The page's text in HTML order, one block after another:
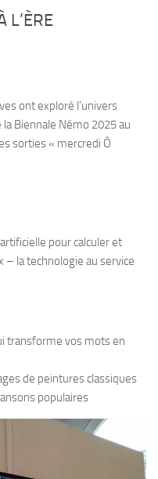
L’ÈRE
ont exploré l’univers
Biennale Némo 2025 au
sorties « mercredi Ô
pour calculer et
– la technologie au service
transforme vos mots en
de peintures classiques
populaires